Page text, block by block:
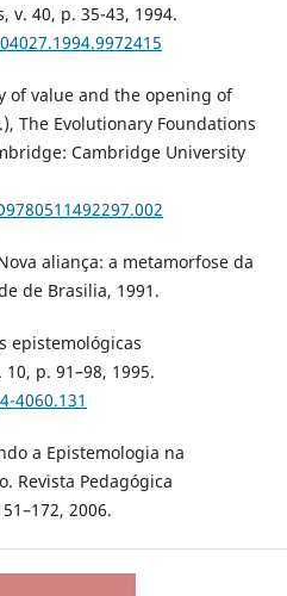
v. 40, p. 35-43, 1994.
of value and the opening of
The Evolutionary Foundations
Cambridge University
aliança: a metamorfose da
de Brasilia, 1991.
epistemológicas
p. 91–98, 1995.
4060.131
a Epistemologia na
Revista Pedagógica
2006.